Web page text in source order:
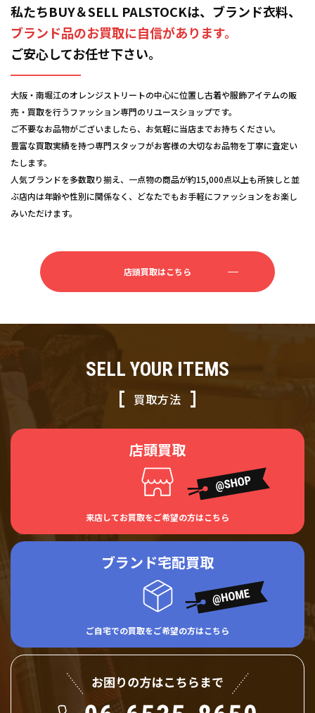
私たちBUY＆SELL PALSTOCKは、ブランド衣料、
ブランド品のお買取に自信があります。
ご安心してお任せ下さい。
大阪・南堀江のオレンジストリートの中心に位置し古着や服飾アイテムの販
売・買取を行うファッション専門のリユースショップです。
ご不要なお品物がございましたら、お気軽に当店までお持ちください。
豊富な買取実績を持つ専門スタッフがお客様の大切なお品物を丁寧に査定い
たします。
人気ブランドを多数取り揃え、一点物の商品が約15,000点以上も所狭しと並
ぶ店内は年齢や性別に関係なく、どなたでもお手軽にファッションをお楽し
みいただけます。
店頭買取はこちら
SELL YOUR ITEMS
買取方法
店頭買取
来店してお買取をご希望の方はこちら
ブランド宅配買取
ご自宅での買取をご希望の方はこちら